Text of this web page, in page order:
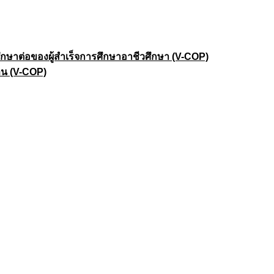
าต่อของผู้สำเร็จการศึกษาอาชีวศึกษา (V-COP)
(V-COP)